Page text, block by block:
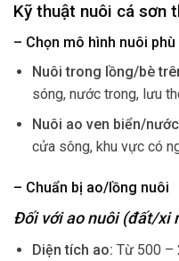
Kỹ thuật nuôi cá sơn
– Chọn mô hình nuôi phù
Nuôi trong lồng/bè
sóng, nước trong, lưu
Nuôi ao ven biển/
cửa sông, khu vực có
– Chuẩn bị ao/lồng nuôi
Đối với ao nuôi (đất/xi
Diện tích ao: Từ 500 –